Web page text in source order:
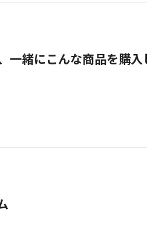
緒にこんな商品を購入